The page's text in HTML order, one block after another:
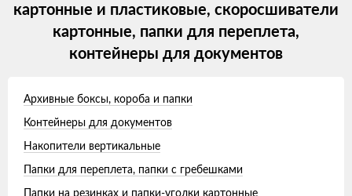
картонные и пластиковые, скоросшиватели
картонные, папки для переплета,
контейнеры для документов
Архивные боксы, короба и папки
Контейнеры для документов
Накопители вертикальные
Папки для переплета, папки с гребешками
Папки на резинках и папки-уголки картонные